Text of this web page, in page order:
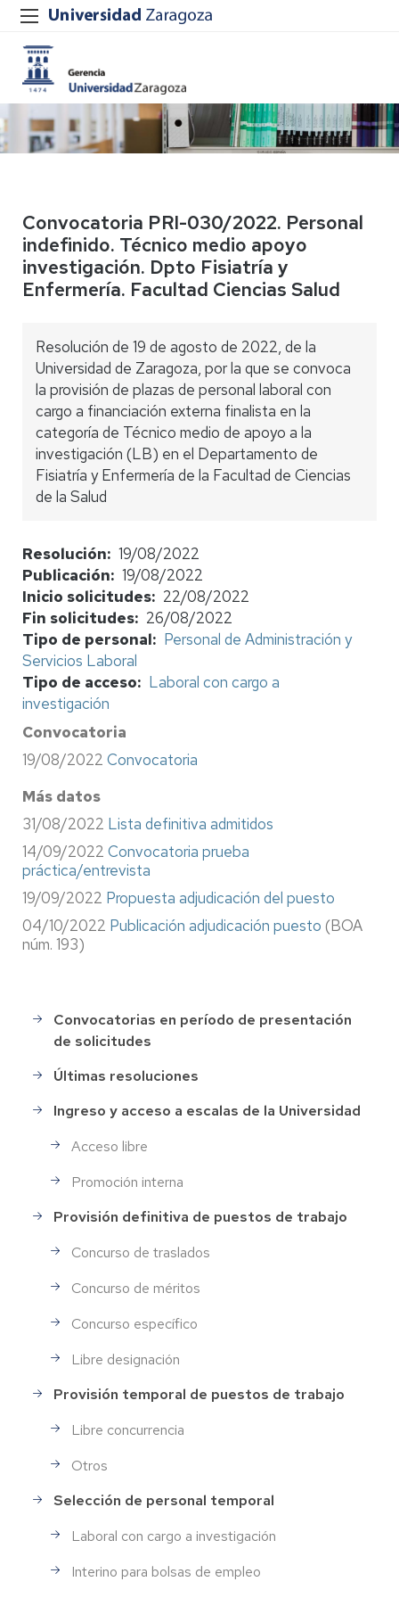
Convocatoria PRI-030/2022. Personal
indefinido. Técnico medio apoyo
investigación. Dpto Fisiatría y
Enfermería. Facultad Ciencias Salud
Resolución de 19 de agosto de 2022, de la
Universidad de Zaragoza, por la que se convoca
la provisión de plazas de personal laboral con
cargo a financiación externa finalista en la
categoría de Técnico medio de apoyo a la
investigación (LB) en el Departamento de
Fisiatría y Enfermería de la Facultad de Ciencias
de la Salud
Resolución
19/08/2022
Publicación
19/08/2022
Inicio solicitudes
22/08/2022
Fin solicitudes
26/08/2022
Tipo de personal
Personal de Administración y
Servicios Laboral
Tipo de acceso
Laboral con cargo a
investigación
Convocatoria
19/08/2022 Convocatoria
Más datos
31/08/2022 Lista definitiva admitidos
14/09/2022 Convocatoria prueba
práctica/entrevista
19/09/2022 Propuesta adjudicación del puesto
04/10/2022 Publicación adjudicación puesto (BOA
núm. 193)
Selección
de
Personal
Convocatorias en período de presentación
de solicitudes
Últimas resoluciones
Ingreso y acceso a escalas de la Universidad
Acceso libre
Promoción interna
Provisión definitiva de puestos de trabajo
Concurso de traslados
Concurso de méritos
Concurso específico
Libre designación
Provisión temporal de puestos de trabajo
Libre concurrencia
Otros
Selección de personal temporal
Laboral con cargo a investigación
Interino para bolsas de empleo